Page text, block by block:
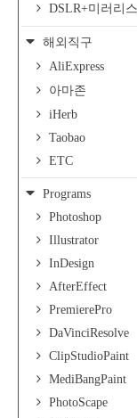
DSLR+미러리스
해외직구
AliExpress
아마존
iHerb
Taobao
ETC
Programs
Photoshop
Illustrator
InDesign
AfterEffect
PremierePro
DaVinciResolve
ClipStudioPaint
MediBangPaint
PhotoScape